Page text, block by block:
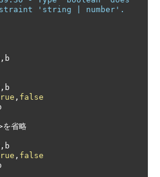
'string | number'.
,
,
, false
を省略
,
, false